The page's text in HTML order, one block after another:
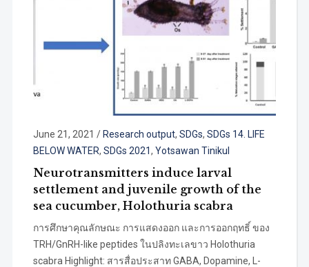
June 21, 2021 / Research output, SDGs, SDGs 14. LIFE
BELOW WATER, SDGs 2021, Yotsawan Tinikul
Neurotransmitters induce larval
settlement and juvenile growth of the
sea cucumber, Holothuria scabra
การศึกษาคุณลักษณะ การแสดงออก และการออกฤทธิ์ ของ
TRH/GnRH-like peptides ในปลิงทะเลขาว Holothuria
scabra Highlight: สารสื่อประสาท GABA, Dopamine, L-